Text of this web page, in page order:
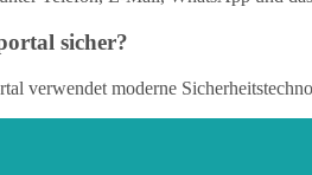
sicher?
verwendet moderne